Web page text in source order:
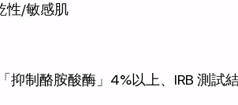
性/敏感肌
抑制酪胺酸酶」4%以上、IRB 測試